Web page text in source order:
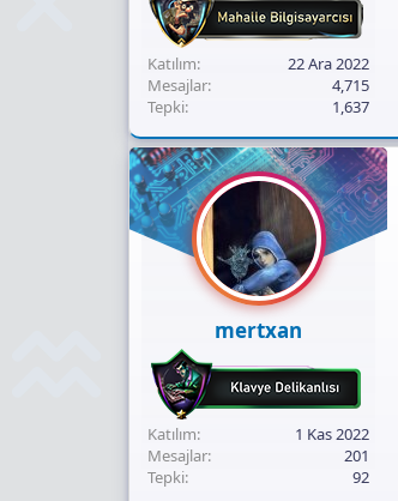
Katılım
22 Ara 2022
Mesajlar
4,715
Tepki
1,637
mertxan
Katılım
1 Kas 2022
Mesajlar
201
Tepki
92